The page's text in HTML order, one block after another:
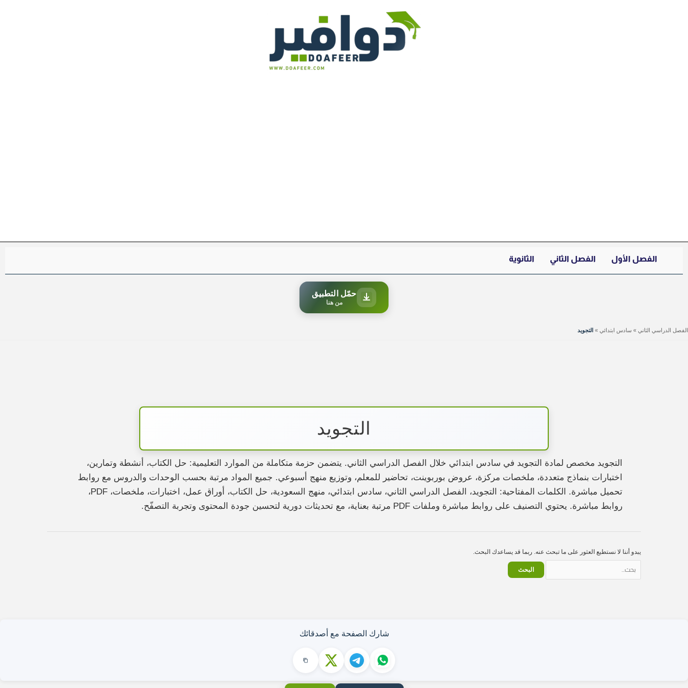
الفصل الأول الفصل الثاني الثانوية
حمّل التطبيق
من هنا
الفصل الدراسي الثاني » سادس ابتدائي » التجويد
التجويد
التجويد مخصص لمادة التجويد في سادس ابتدائي خلال الفصل الدراسي الثاني. يتضمن حزمة متكاملة من الموارد التعليمية: حل الكتاب، أنشطة وتمارين،
اختبارات بنماذج متعددة، ملخصات مركزة، عروض بوربوينت، تحاضير للمعلم، وتوزيع منهج أسبوعي. جميع المواد مرتبة بحسب الوحدات والدروس مع روابط
تحميل مباشرة. الكلمات المفتاحية: التجويد، الفصل الدراسي الثاني، سادس ابتدائي، منهج السعودية، حل الكتاب، أوراق عمل، اختبارات، ملخصات، PDF،
روابط مباشرة. يحتوي التصنيف على روابط مباشرة وملفات PDF مرتبة بعناية، مع تحديثات دورية لتحسين جودة المحتوى وتجربة التصفّح.
يبدو أننا لا نستطيع العثور على ما تبحث عنه. ربما قد يساعدك البحث.
عن:
شارك الصفحة مع أصدقائك